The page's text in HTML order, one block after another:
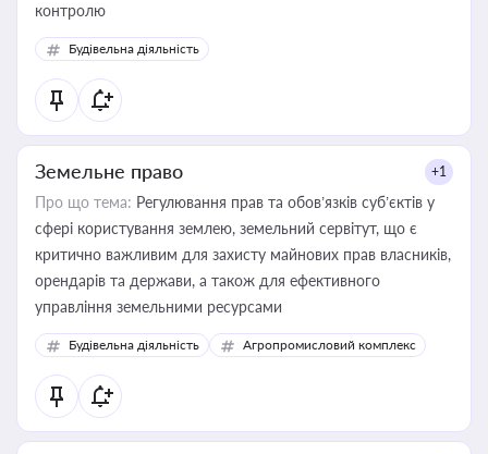
контролю
Будівельна діяльність
Земельне право +1
Про що тема: Регулювання прав та обов’язків суб’єктів у
сфері користування землею, земельний сервітут, що є
критично важливим для захисту майнових прав власників,
орендарів та держави, а також для ефективного
управління земельними ресурсами
Будівельна діяльність Агропромисловий комплекс